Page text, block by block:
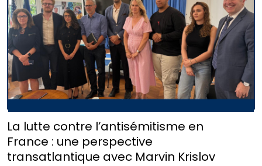
La lutte contre l’antisémitisme en
France : une perspective
transatlantique avec Marvin Krislov